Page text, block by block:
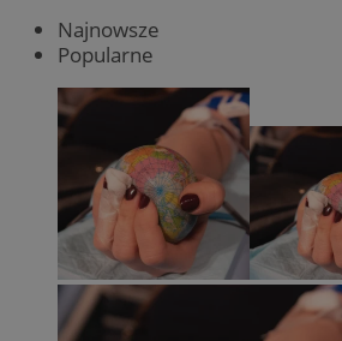
Najnowsze
Popularne